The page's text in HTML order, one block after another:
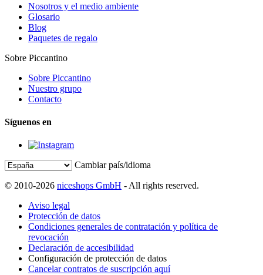
Nosotros y el medio ambiente
Glosario
Blog
Paquetes de regalo
Sobre Piccantino
Sobre Piccantino
Nuestro grupo
Contacto
Síguenos en
Cambiar país/idioma
© 2010-2026 niceshops GmbH - All rights reserved.
Aviso legal
Protección de datos
Condiciones generales de contratación y política de
revocación
Declaración de accesibilidad
Configuración de protección de datos
Cancelar contratos de suscripción aquí